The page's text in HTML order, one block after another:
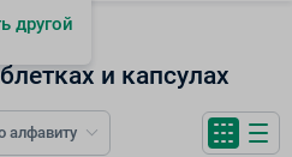
другой
и капсулах
алфавиту